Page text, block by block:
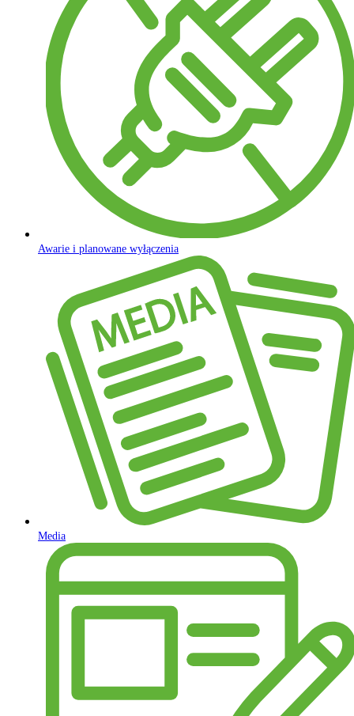
Awarie i planowane wyłączenia
Media